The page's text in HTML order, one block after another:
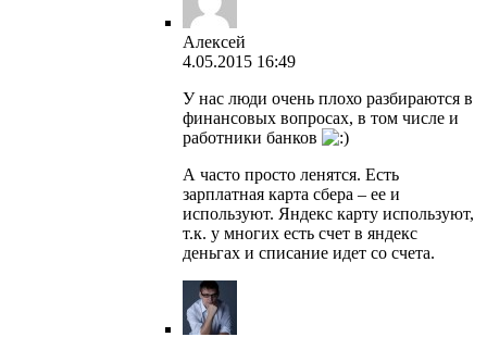
Алексей
4.05.2015 16:49
У нас люди очень плохо разбираются в
финансовых вопросах, в том числе и
работники банков
А часто просто ленятся. Есть
зарплатная карта сбера – ее и
используют. Яндекс карту используют,
т.к. у многих есть счет в яндекс
деньгах и списание идет со счета.